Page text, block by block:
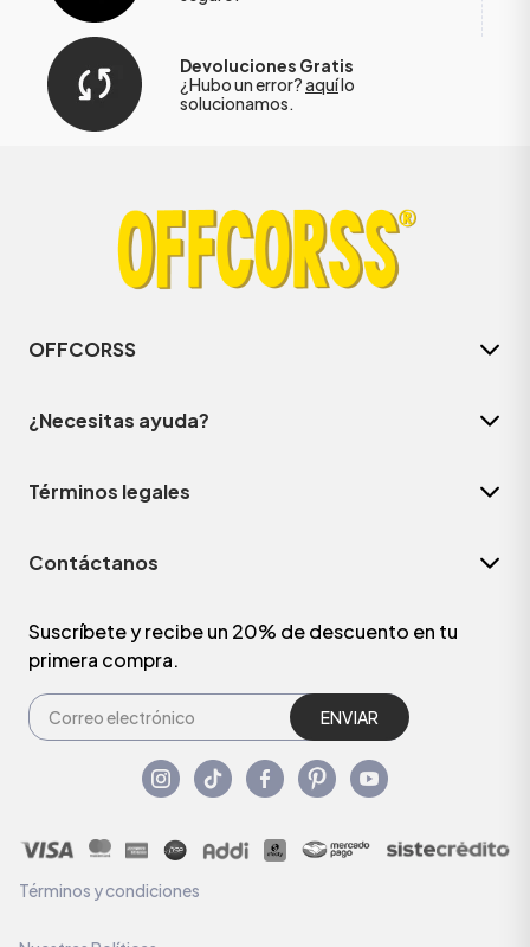
Devoluciones Gratis
¿Hubo un error?aquílo
solucionamos.
OFFCORSS
¿Necesitas ayuda?
Términos legales
Contáctanos
Suscríbete y recibe un 20% de descuento en tu
primera compra.
ENVIAR
Términos y condiciones